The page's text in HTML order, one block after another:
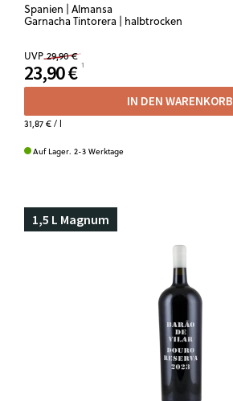
Spanien | Almansa
Garnacha Tintorera | halbtrocken
UVP 29,90 €
23,90 €
IN DEN WARENKORB
31,87 €/ l
Auf Lager. 2-3 Werktage
1,5 L Magnum